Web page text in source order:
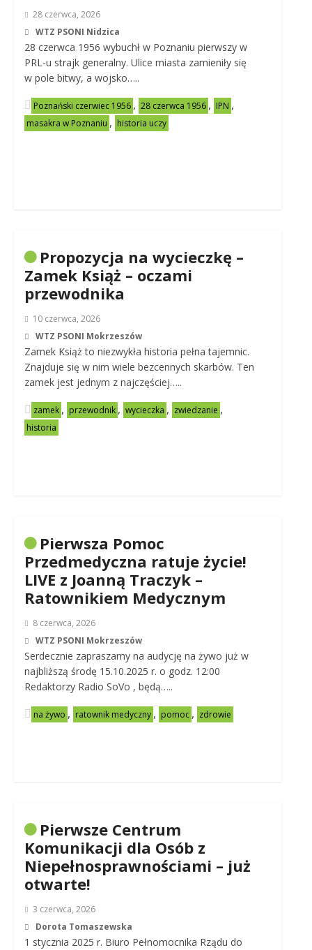
28 czerwca, 2026
WTZ PSONI Nidzica
28 czerwca 1956 wybuchł w Poznaniu pierwszy w
PRL-u strajk generalny. Ulice miasta zamieniły się
w pole bitwy, a wojsko…..
Poznański czerwiec 1956 , 28 czerwca 1956 , IPN ,
masakra w Poznaniu , historia uczy
Propozycja na wycieczkę –
Zamek Książ – oczami
przewodnika
10 czerwca, 2026
WTZ PSONI Mokrzeszów
Zamek Książ to niezwykła historia pełna tajemnic.
Znajduje się w nim wiele bezcennych skarbów. Ten
zamek jest jednym z najczęściej…..
zamek , przewodnik , wycieczka , zwiedzanie ,
historia
Pierwsza Pomoc
Przedmedyczna ratuje życie!
LIVE z Joanną Traczyk –
Ratownikiem Medycznym
8 czerwca, 2026
WTZ PSONI Mokrzeszów
Serdecznie zapraszamy na audycję na żywo już w
najbliższą środę 15.10.2025 r. o godz. 12:00
Redaktorzy Radio SoVo , będą…..
na żywo , ratownik medyczny , pomoc , zdrowie
Pierwsze Centrum
Komunikacji dla Osób z
Niepełnosprawnościami – już
otwarte!
3 czerwca, 2026
Dorota Tomaszewska
1 stycznia 2025 r. Biuro Pełnomocnika Rządu do